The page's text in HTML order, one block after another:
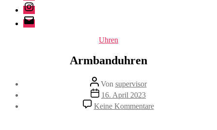
Instagram
E-
Mail
Kategorien
Uhren
Armbanduhren
Beitragsautor
Von supervisor
Veröffentlichungsdatum
16. April 2023
Keine Kommentarezu
Armbanduhren